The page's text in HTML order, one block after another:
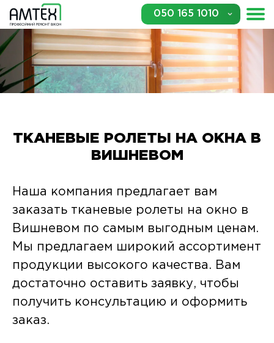
050 165 1010
ТКАНЕВЫЕ РОЛЕТЫ НА ОКНА В
ВИШНЕВОМ
Наша компания предлагает вам
заказать тканевые ролеты на окно в
Вишневом по самым выгодным ценам.
Мы предлагаем широкий ассортимент
продукции высокого качества. Вам
достаточно оставить заявку, чтобы
получить консультацию и оформить
заказ.